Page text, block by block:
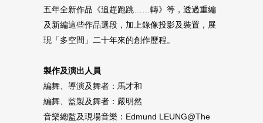
五年全新作品《追趕跑跳……轉》等，透過重編
及新編這些作品選段，加上錄像投影及裝置，展
現「多空間」二十年來的創作歷程。
製作及演出人員
編舞、導演及舞者：馬才和
編舞、監製及舞者：嚴明然
音樂總監及現場音樂：Edmund LEUNG@The